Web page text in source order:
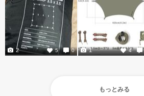
5 0
2 4
1
もっとみる